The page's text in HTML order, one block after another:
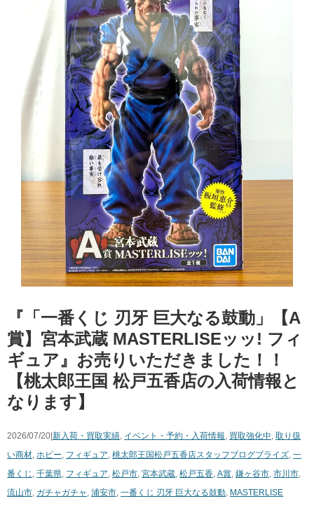
『「一番くじ ​刃牙 ​巨大なる鼓動」【A
賞】宮本武蔵 ​MASTERLISEッッ! フィ
ギュア』お売りいただきました！！
【桃太郎王国 松戸五香店の入荷情報と
なります】
2026/07/20|新入荷・買取実績 イベント・予約・入荷情報 買取強化中 取り扱
い商材 ホビー フィギュア 桃太郎王国松戸五香店スタッフブログプライズ 一
番くじ 千葉県 フィギュア 松戸市 宮本武蔵 松戸五香 A賞 鎌ヶ谷市 市川市
流山市 ガチャガチャ 浦安市 一番くじ ​刃牙 ​巨大なる鼓動 ​MASTERLISE